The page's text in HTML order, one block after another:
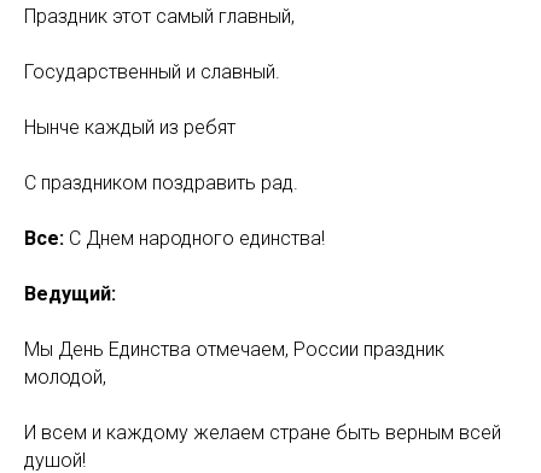
Праздник этот самый главный,
Государственный и славный.
Нынче каждый из ребят
С праздником поздравить рад.
Все: С Днем народного единства!
Ведущий:
Мы День Единства отмечаем, России праздник
молодой,
И всем и каждому желаем стране быть верным всей
душой!